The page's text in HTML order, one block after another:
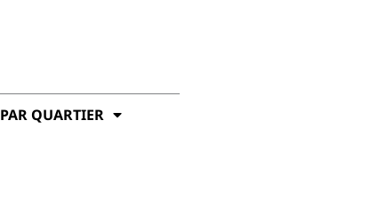
PAR QUARTIER